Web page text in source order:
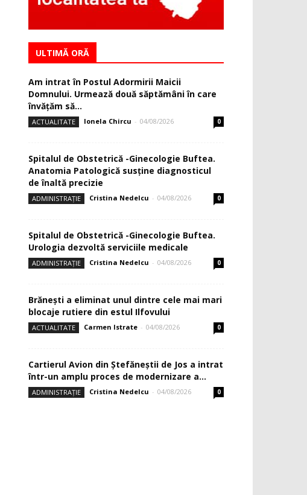
ULTIMĂ ORĂ
Am intrat în Postul Adormirii Maicii
Domnului. Urmează două săptămâni în care
învăţăm să...
ACTUALITATE Ionela Chircu - 04/08/2026 0
Spitalul de Obstetrică -Ginecologie Buftea.
Anatomia Patologică susţine diagnosticul
de înaltă precizie
ADMINISTRAȚIE Cristina Nedelcu - 04/08/2026 0
Spitalul de Obstetrică -Ginecologie Buftea.
Urologia dezvoltă serviciile medicale
ADMINISTRAȚIE Cristina Nedelcu - 04/08/2026 0
Brănești a eliminat unul dintre cele mai mari
blocaje rutiere din estul Ilfovului
ACTUALITATE Carmen Istrate - 04/08/2026 0
Cartierul Avion din Ştefăneştii de Jos a intrat
într-un amplu proces de modernizare a...
ADMINISTRAȚIE Cristina Nedelcu - 04/08/2026 0